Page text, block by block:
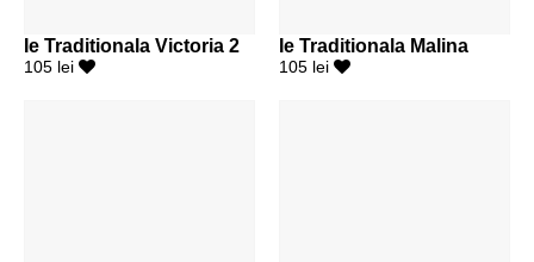
Ie Traditionala Victoria 2
105 lei
Ie Traditionala Malina
105 lei